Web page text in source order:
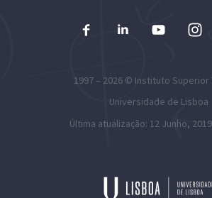
1997 – 2026 © Instituto Superior
Universidade de Lisboa
Última atualização: 12 Junho,